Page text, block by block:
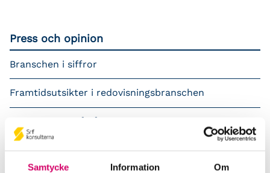
Samtycke Information Om
Press och opinion
Branschen i siffror
Framtidsutsikter i redovisningsbranschen
Prenumerera på våra nyhetsbrev
Pressrum